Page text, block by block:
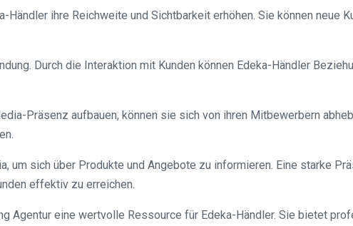
ihre Reichweite und Sichtbarkeit erhöhen. Sie können neue
Durch die Interaktion mit Kunden können Edeka-Händler
Präsenz aufbauen, können sie sich von ihren Mitbewerbern
um sich über Produkte und Angebote zu informieren. Eine starke
effektiv zu erreichen.
Agentur eine wertvolle Ressource für Edeka-Händler. Sie bietet